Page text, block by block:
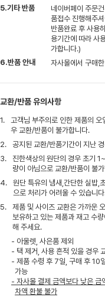
5.기타 반품
네이버페이 주문
품접수 진행해주
반품완료 후 사용
용기간에 따라 사
가합니다.)
6.반품 안내
자사몰에서 구매
교환/반품 유의사항
1.
고객님 부주의로 인한 제품의
우 교환/반품이 불가합니다.
2.
공지된 교환/반품기간이 지난
3.
진한색상의 원단의 경우 초기
량이 아님으로 교환/반품이 불
4.
원단 특유의 냄새,간단한 실밥,
으로 처리가 어려울 수 있습니
5.
제품 및 사이즈 교환은 가까운
보유하고 있는 제품과 재고 수
해 주세요.
- 아울렛, 사은품 제외
- 택 제거, 사용 흔적 있을 경우
- 제품 수령 후 7일, 구매 후 10
가능
- 자사몰 결제 금액보다 낮은 금
차액 환불 불가